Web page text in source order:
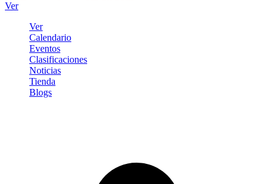
Ver
Ver
Calendario
Eventos
Clasificaciones
Noticias
Tienda
Blogs